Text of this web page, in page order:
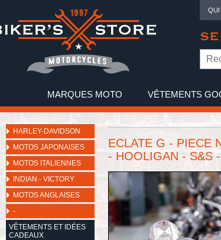
QUI
MARQUES MOTO VÊTEMENTS
HARLEY-DAVIDSON
MOTOS JAPONAISES
MOTOS ITALIENNES
INDIAN - VICTORY
MOTOS ANGLAISES
-
VÊTEMENTS ET IDÉES
CADEAUX
ECLATE G - PIECE
- HOOLIGAN - S&S